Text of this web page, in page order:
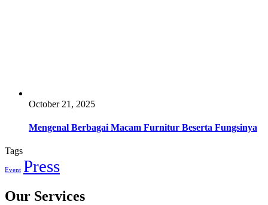
October 21, 2025
Mengenal Berbagai Macam Furnitur Beserta Fungsinya
Tags
Event Press
Our Services